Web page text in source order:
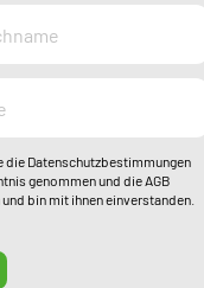
dieDatenschutzbestimmungen
genommen und dieAGB
bin mit ihnen einverstanden.